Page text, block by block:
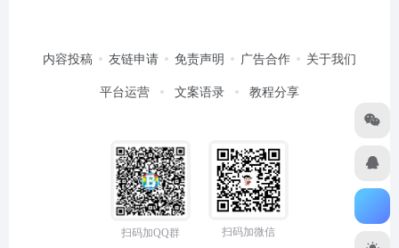
内容投稿 友链申请 免责声明 广告合作 关于我们
平台运营 文案语录 教程分享
扫码加QQ群 扫码加微信